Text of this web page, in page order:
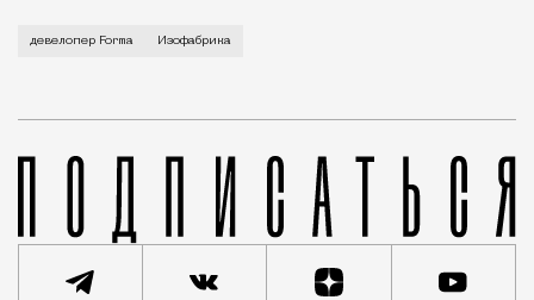
Корпус скульптуры и лепки Изофабрики на
девелопер Forma Изофабрика